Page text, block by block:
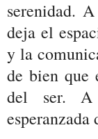
serenidad.
deja el
y la
de bien que
del ser. A